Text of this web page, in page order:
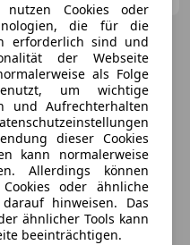
Cookies oder
die für die
erforderlich sind und
der Webseite
als Folge
um wichtige
und Aufrechterhalten
dieser Cookies
kann normalerweise
Allerdings können
oder ähnliche
hinweisen. Das
ähnlicher Tools kann
beeinträchtigen.